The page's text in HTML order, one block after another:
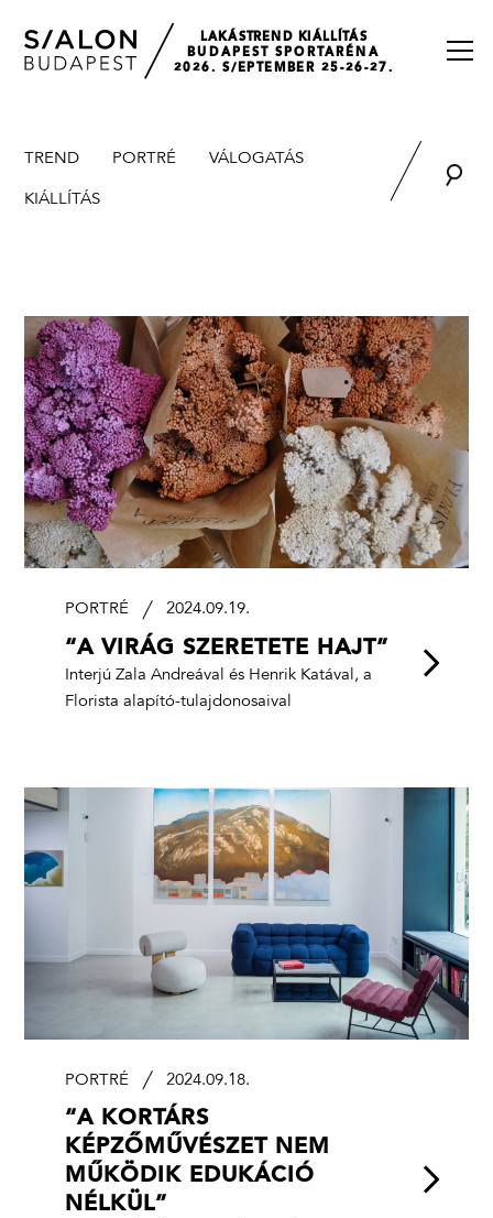
LAKÁSTREND KIÁLLÍTÁS
BUDAPEST SPORTARÉNA
2026. S/EPTEMBER 25-26-27.
TREND PORTRÉ VÁLOGATÁS
KIÁLLÍTÁS
PORTRÉ 2024.09.19.
“A VIRÁG SZERETETE HAJT”
Interjú Zala Andreával és Henrik Katával, a
Florista alapító-tulajdonosaival
PORTRÉ 2024.09.18.
“A KORTÁRS
KÉPZŐMŰVÉSZET NEM
MŰKÖDIK EDUKÁCIÓ
NÉLKÜL”